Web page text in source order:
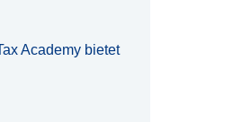
Academy bietet